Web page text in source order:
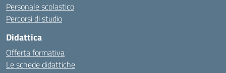
Personale scolastico
Percorsi di studio
Didattica
Offerta formativa
Le schede didattiche